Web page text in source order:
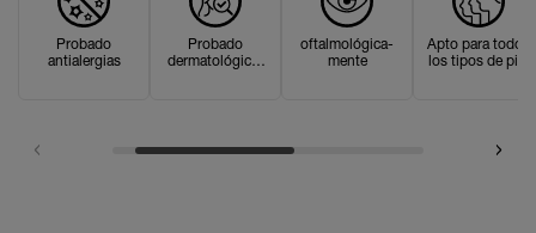
Probado
antialergias
Probado
dermatológica-
oftalmológica-
mente
Apto para todos
los tipos de piel